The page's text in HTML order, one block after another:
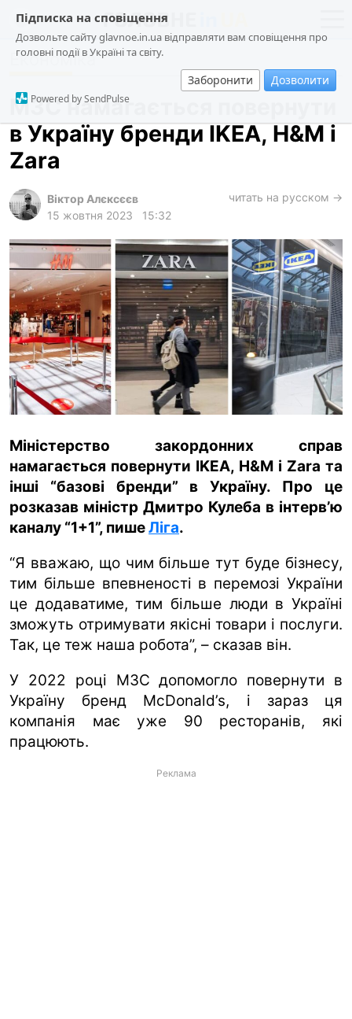
Підписка на сповіщення
Дозвольте сайту glavnoe.in.ua відправляти вам сповіщення про
головні події в Україні та світу.
Заборонити Дозволити
Powered by SendPulse
новини
про проєкт
суспільство
події
лонгріди
харків
архів
gambling
ua ru en
Економіка
МЗС намагається повернути
в Україну бренди IKEA, H&M і
Zara
Віктор Алєксєєв
15 жовтня 2023
15:32
читать на русском →
Міністерство закордонних справ
намагається повернути IKEA, H&M і Zara та
інші “базові бренди” в Україну. Про це
розказав міністр Дмитро Кулеба в інтерв’ю
каналу “1+1”, пишеЛіга.
“Я вважаю, що чим більше тут буде бізнесу,
тим більше впевненості в перемозі України
це додаватиме, тим більше люди в Україні
зможуть отримувати якісні товари і послуги.
Так, це теж наша робота”, – сказав він.
У 2022 році МЗС допомогло повернути в
Україну бренд McDonald’s, і зараз ця
компанія має уже 90 ресторанів, які
працюють.
Реклама